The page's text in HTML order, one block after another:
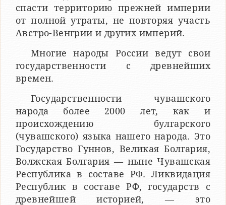
спасти территорию прежней империи
от полной утраты, не повторяя участь
Австро-Венгрии и других империй.
Многие народы России ведут свои
государственности с древнейших
времен.
Государственности чувашского
народа более 2000 лет, как и
происхождению булгарского
(чувашского) языка нашего народа. Это
Государство Гуннов, Великая Болгария,
Волжская Болгария — ныне Чувашская
Республика в составе РФ. Ликвидация
Республик в составе РФ, государств с
древнейшей историей, — это